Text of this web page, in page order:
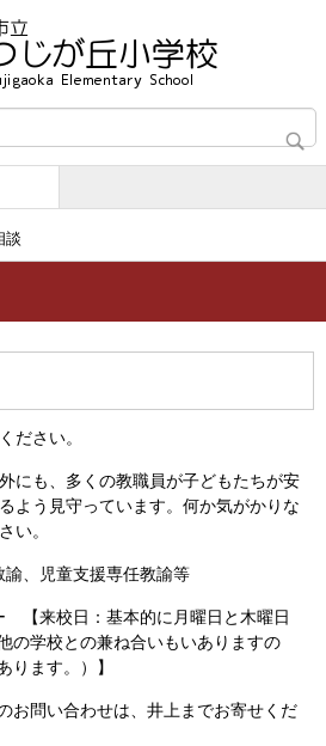
談
ださい。
にも、多くの教職員が子どもたちが安
よう見守っています。何か気がかりな
い。
諭、児童支援専任教諭等
【来校日：基本的に月曜日と木曜日
の学校との兼ね合いもいありますの
ります。）】
お問い合わせは、井上までお寄せくだ